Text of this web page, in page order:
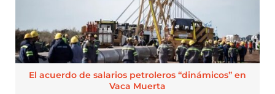
El acuerdo de salarios petroleros “dinámicos” en
Vaca Muerta